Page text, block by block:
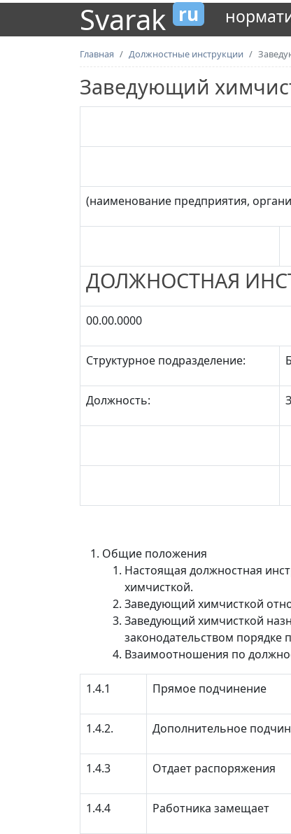
Svarak ru
Главная Должностные инструкции
Заведующий
(наименование предприятия,
ДОЛЖНОСТНАЯ
00.00.0000
Структурное подразделение:
Должность:
Общие положения
Настоящая должностная
химчисткой.
Заведующий химчисткой
Заведующий химчисткой
законодательством порядке
Взаимоотношения по
1.4.1 Прямое подчинение
1.4.2. Дополнительное
1.4.3 Отдает распоряжения
1.4.4 Работника замещает